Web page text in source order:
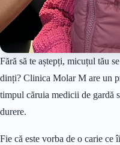
Fără să te aștepți, micuțul tău
dinți? Clinica Molar M are un
timpul căruia medicii de gardă
durere.
Fie că este vorba de o carie